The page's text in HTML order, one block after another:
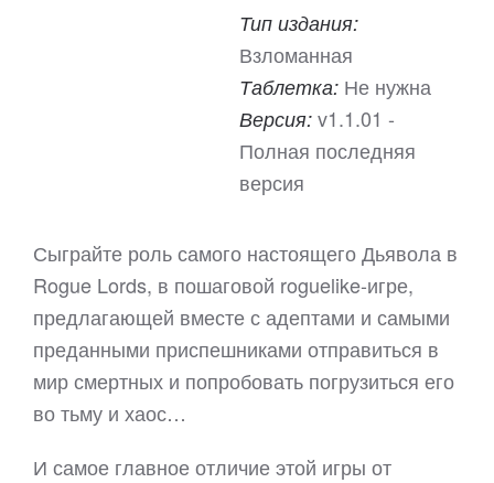
Тип издания:
Взломанная
Таблетка: Не нужна
Версия: v1.1.01 -
Полная последняя
версия
Сыграйте роль самого настоящего Дьявола в
Rogue Lords, в пошаговой roguelike-игре,
предлагающей вместе с адептами и самыми
преданными приспешниками отправиться в
мир смертных и попробовать погрузиться его
во тьму и хаос…
И самое главное отличие этой игры от